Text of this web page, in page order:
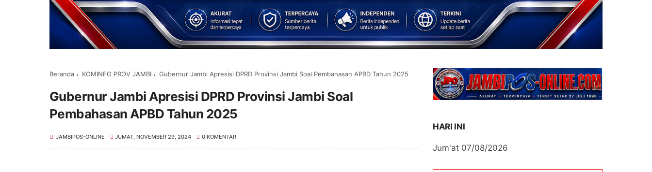
Beranda KOMINFO PROV JAMBI Gubernur Jambi Apresisi DPRD Provinsi Jambi Soal Pembahasan APBD Tahun 2025
Gubernur Jambi Apresisi DPRD Provinsi Jambi Soal
Pembahasan APBD Tahun 2025
JAMBIPOS-ONLINE JUMAT, NOVEMBER 29, 2024 0 KOMENTAR
HARI INI
Jum'at 07/08/2026